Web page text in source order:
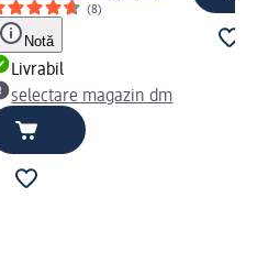
(8)
Notă
Livrabil
selectare magazin dm